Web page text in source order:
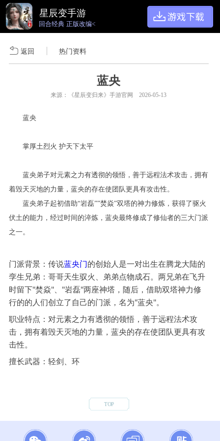
星辰变手游
回合经典 正版改编<
返回 热门资料
蓝央
来源：《星辰变归来》手游官网 2026-05-13
蓝央
掌厚土烈火 护天下太平
蓝央弟子对元素之力有透彻的领悟，善于远程法术攻击，拥有
着毁天灭地的力量，蓝央的存在使团队更具有攻击性。
蓝央弟子起初借助“岩磊””焚焱”双塔的神力修炼，获得了驱火
伏土的能力，经过时间的淬炼，蓝央最终修成了修仙者的三大门派
之一。
门派背景：传说蓝央门的创始人是一对出生在腾龙大陆的
孪生兄弟：哥哥天生驭火、弟弟点物成石。两兄弟在飞升
时留下"焚焱"、"岩磊"两座神塔，随后，借助双塔神力修
行的的人们创立了自己的门派，名为"蓝央"。
职业特点：对元素之力有透彻的领悟，善于远程法术攻
击，拥有着毁天灭地的力量，蓝央的存在使团队更具有攻
击性。
擅长武器：轻剑、环
TOP